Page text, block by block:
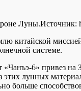
Луны.Источник:
китайской
системе.
«Чанъэ-6» привез
этих лунных
больше